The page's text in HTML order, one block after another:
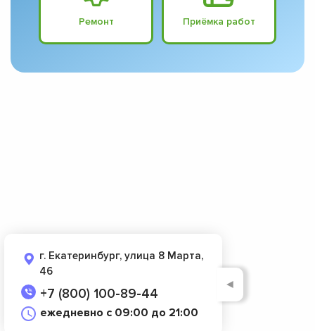
Ремонт Приёмка работ
г. Екатеринбург, улица 8 Марта,
46
+7 (800) 100-89-44
ежедневно с 09:00 до 21:00
◄